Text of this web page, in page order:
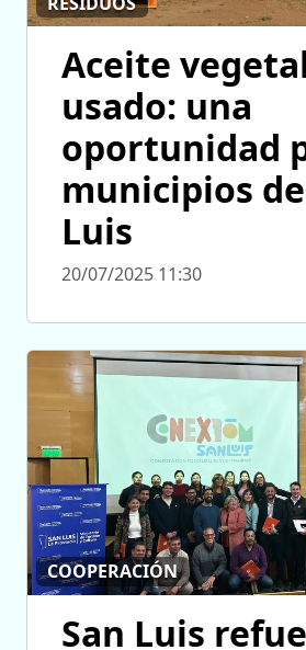
Aceite
usado: una
oportunidad
municipios
Luis
20/07/2025 11:30
COOPERACIÓN
San Luis